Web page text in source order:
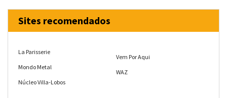
Sites recomendados
La Parisserie
Mondo Metal
Núcleo Villa-Lobos
Vem Por Aqui
WAZ